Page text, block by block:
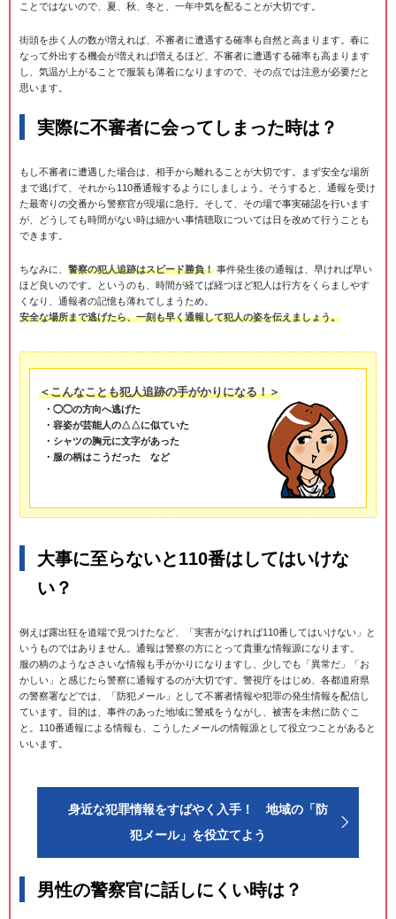
ことではないので、夏、秋、冬と、一年中気を配ることが大切です。
街頭を歩く人の数が増えれば、不審者に遭遇する確率も自然と高まります。春に
なって外出する機会が増えれば増えるほど、不審者に遭遇する確率も高まります
し、気温が上がることで服装も薄着になりますので、その点では注意が必要だと
思います。
実際に不審者に会ってしまった時は？
もし不審者に遭遇した場合は、相手から離れることが大切です。まず安全な場所
まで逃げて、それから110番通報するようにしましょう。そうすると、通報を受け
た最寄りの交番から警察官が現場に急行。そして、その場で事実確認を行います
が、どうしても時間がない時は細かい事情聴取については日を改めて行うことも
できます。
ちなみに、 警察の犯人追跡はスピード勝負！ 事件発生後の通報は、早ければ早い
ほど良いのです。というのも、時間が経てば経つほど犯人は行方をくらましやす
くなり、通報者の記憶も薄れてしまうため。
安全な場所まで逃げたら、一刻も早く通報して犯人の姿を伝えましょう。
＜こんなことも犯人追跡の手がかりになる！＞
・◯◯の方向へ逃げた
・容姿が芸能人の△△に似ていた
・シャツの胸元に文字があった
・服の柄はこうだった など
大事に至らないと110番はしてはいけな
い？
例えば露出狂を道端で見つけたなど、「実害がなければ110番してはいけない」と
いうものではありません。通報は警察の方にとって貴重な情報源になります。
服の柄のようなささいな情報も手がかりになりますし、少しでも「異常だ」「お
かしい」と感じたら警察に通報するのが大切です。警視庁をはじめ、各都道府県
の警察署などでは、「防犯メール」として不審者情報や犯罪の発生情報を配信し
ています。目的は、事件のあった地域に警戒をうながし、被害を未然に防ぐこ
と。110番通報による情報も、こうしたメールの情報源として役立つことがあると
いいます。
身近な犯罪情報をすばやく入手！ 地域の「防
犯メール」を役立てよう
男性の警察官に話しにくい時は？